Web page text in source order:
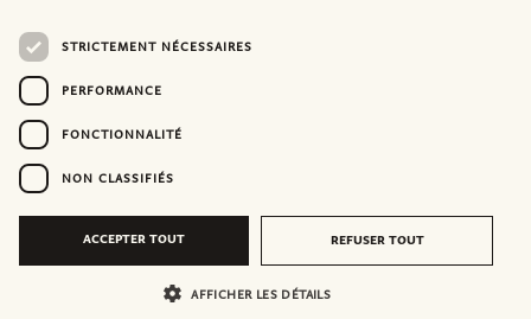
STRICTEMENT NÉCESSAIRES
PERFORMANCE
FONCTIONNALITÉ
NON CLASSIFIÉS
ACCEPTER TOUT REFUSER TOUT
AFFICHER LES DÉTAILS